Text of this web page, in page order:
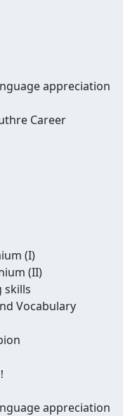
appreciation
Career
(I)
(II)
skills
Vocabulary
appreciation